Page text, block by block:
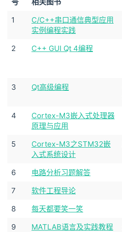
1
C/C++串口通信典型应用
实例编程实践
2 C++ GUI Qt 4编程
3 Qt高级编程
4
Cortex-M3嵌入式处理器
原理与应用
5
Cortex-M3之STM32嵌
入式系统设计
6 电路分析习题解答
7
软件工程导论
8
每天都要笑一笑
9
MATLAB语言及实践教程